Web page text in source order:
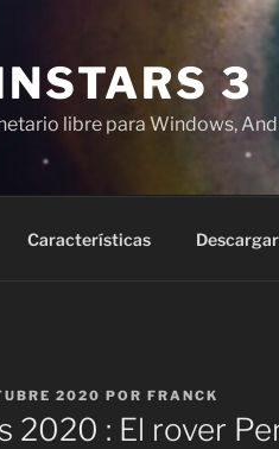
3
libre para Windows,
Características Descargar
2020 POR FRANCK
2020 : El rover